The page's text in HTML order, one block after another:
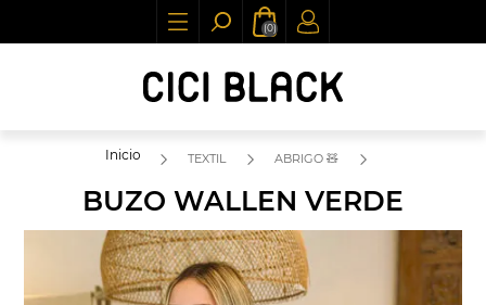
(0)
Inicio TEXTIL ABRIGO 🧸
BUZO WALLEN VERDE